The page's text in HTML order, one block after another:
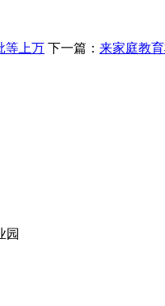
等上万 下一篇： 来家庭教
园